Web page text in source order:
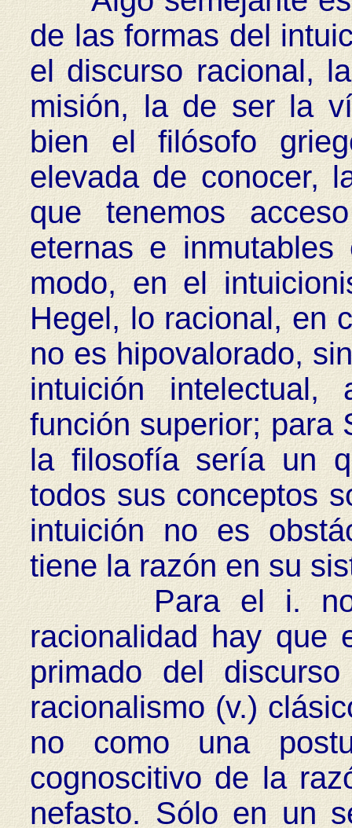
de las formas del
el discurso racional,
misión, la de ser la
bien el filósofo
elevada de conocer,
que tenemos
eternas e
modo, en el
Hegel, lo racional, en
no es hipovalorado,
intuición intelectual,
función superior; para
la filosofía sería un
todos sus conceptos
intuición no es
tiene la razón en su
Para el i. no-
racionalidad hay que
primado del
racionalismo (v.)
no como una
cognoscitivo de la
nefasto. Sólo en un